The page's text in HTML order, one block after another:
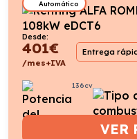
Automático
Desde:
401€
/mes+IVA
Entrega
136cv
VER